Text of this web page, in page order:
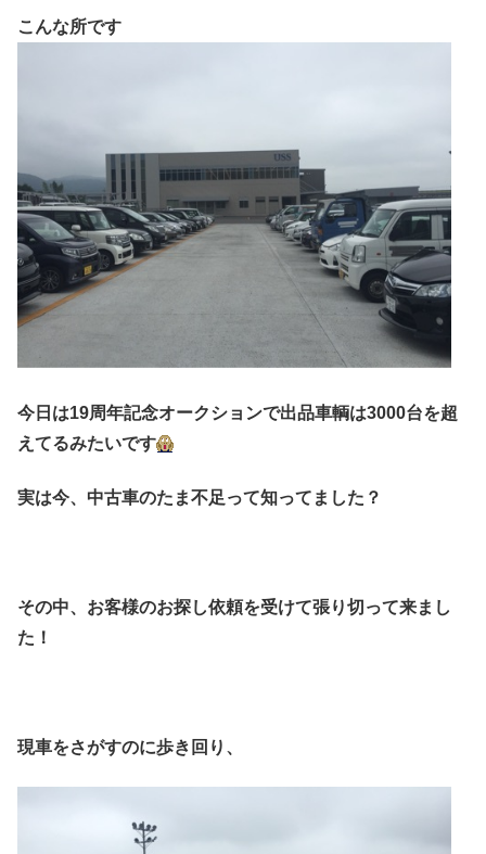
こんな所です
今日は19周年記念オークションで出品車輌は3000台を超
えてるみたいです
実は今、中古車のたま不足って知ってました？
その中、お客様のお探し依頼を受けて張り切って来まし
た！
現車をさがすのに歩き回り、